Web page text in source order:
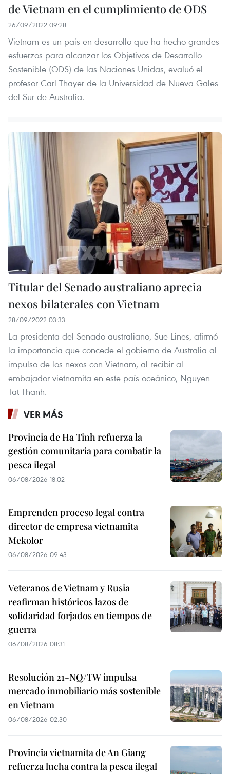
de Vietnam en el cumplimiento de ODS
26/09/2022 09:28
Vietnam es un país en desarrollo que ha hecho grandes
esfuerzos para alcanzar los Objetivos de Desarrollo
Sostenible (ODS) de las Naciones Unidas, evaluó el
profesor Carl Thayer de la Universidad de Nueva Gales
del Sur de Australia.
Titular del Senado australiano aprecia
nexos bilaterales con Vietnam
28/09/2022 03:33
La presidenta del Senado australiano, Sue Lines, afirmó
la importancia que concede el gobierno de Australia al
impulso de los nexos con Vietnam, al recibir al
embajador vietnamita en este país oceánico, Nguyen
Tat Thanh.
VER MÁS
Provincia de Ha Tinh refuerza la
gestión comunitaria para combatir la
pesca ilegal
06/08/2026 18:02
Emprenden proceso legal contra
director de empresa vietnamita
Mekolor
06/08/2026 09:43
Veteranos de Vietnam y Rusia
reafirman históricos lazos de
solidaridad forjados en tiempos de
guerra
06/08/2026 08:31
Resolución 21-NQ/TW impulsa
mercado inmobiliario más sostenible
en Vietnam
06/08/2026 02:30
Provincia vietnamita de An Giang
refuerza lucha contra la pesca ilegal